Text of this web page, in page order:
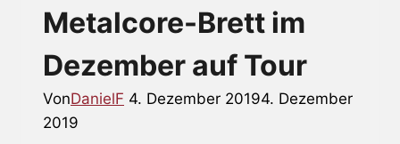
Metalcore-Brett im
Dezember auf Tour
VonDanielF 4. Dezember 20194. Dezember
2019